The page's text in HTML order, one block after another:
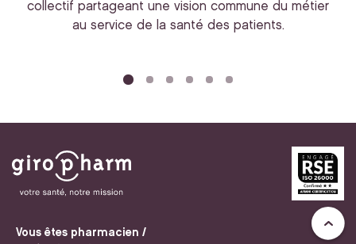
collectif partageant une vision commune du métier
au service de la santé des patients.
Vous êtes pharmacien /